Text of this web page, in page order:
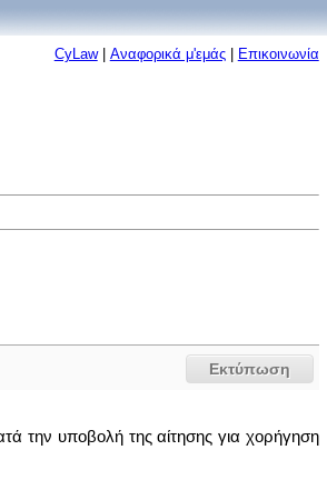
CyLaw| Αναφορικά μ'εμάς| Επικοινωνία
Εκτύπωση
την υπoβoλή της αίτησης για χορήγηση